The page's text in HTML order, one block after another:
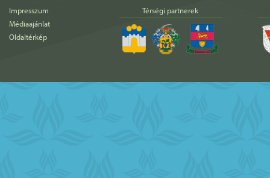
Impresszum
Médiaajánlat
Oldaltérkép
Térségi partnerek